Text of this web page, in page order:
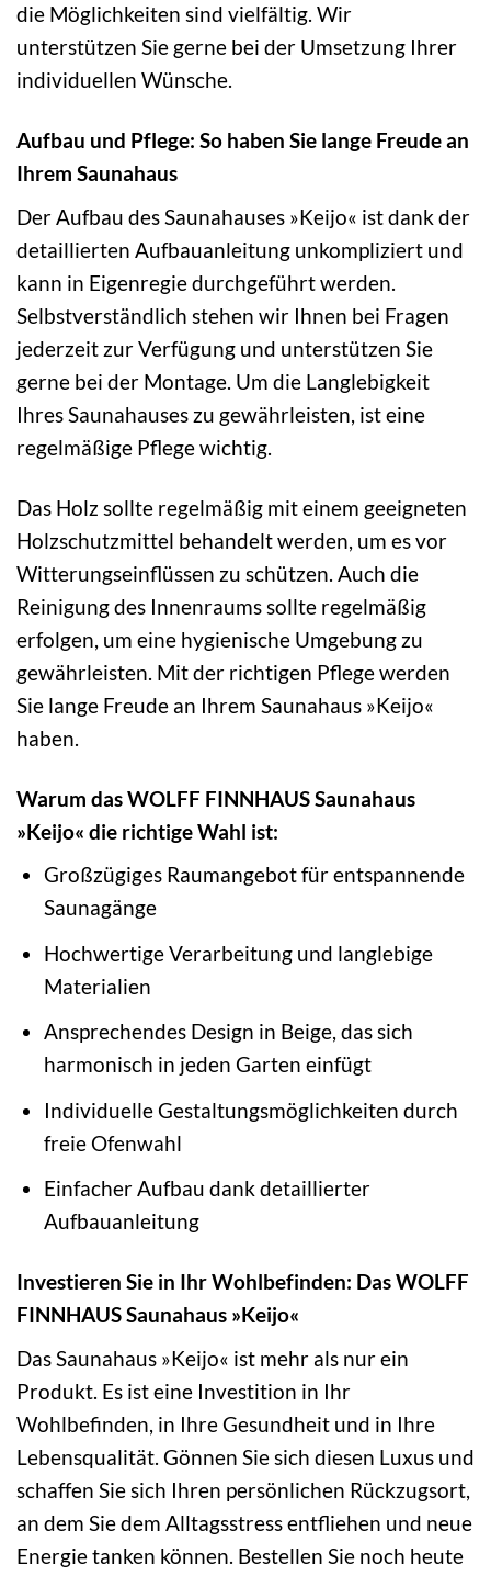
die Möglichkeiten sind vielfältig. Wir
unterstützen Sie gerne bei der Umsetzung Ihrer
individuellen Wünsche.
Aufbau und Pflege: So haben Sie lange Freude an
Ihrem Saunahaus
Der Aufbau des Saunahauses »Keijo« ist dank der
detaillierten Aufbauanleitung unkompliziert und
kann in Eigenregie durchgeführt werden.
Selbstverständlich stehen wir Ihnen bei Fragen
jederzeit zur Verfügung und unterstützen Sie
gerne bei der Montage. Um die Langlebigkeit
Ihres Saunahauses zu gewährleisten, ist eine
regelmäßige Pflege wichtig.
Das Holz sollte regelmäßig mit einem geeigneten
Holzschutzmittel behandelt werden, um es vor
Witterungseinflüssen zu schützen. Auch die
Reinigung des Innenraums sollte regelmäßig
erfolgen, um eine hygienische Umgebung zu
gewährleisten. Mit der richtigen Pflege werden
Sie lange Freude an Ihrem Saunahaus »Keijo«
haben.
Warum das WOLFF FINNHAUS Saunahaus
»Keijo« die richtige Wahl ist:
Großzügiges Raumangebot für entspannende
Saunagänge
Hochwertige Verarbeitung und langlebige
Materialien
Ansprechendes Design in Beige, das sich
harmonisch in jeden Garten einfügt
Individuelle Gestaltungsmöglichkeiten durch
freie Ofenwahl
Einfacher Aufbau dank detaillierter
Aufbauanleitung
Investieren Sie in Ihr Wohlbefinden: Das WOLFF
FINNHAUS Saunahaus »Keijo«
Das Saunahaus »Keijo« ist mehr als nur ein
Produkt. Es ist eine Investition in Ihr
Wohlbefinden, in Ihre Gesundheit und in Ihre
Lebensqualität. Gönnen Sie sich diesen Luxus und
schaffen Sie sich Ihren persönlichen Rückzugsort,
an dem Sie dem Alltagsstress entfliehen und neue
Energie tanken können. Bestellen Sie noch heute